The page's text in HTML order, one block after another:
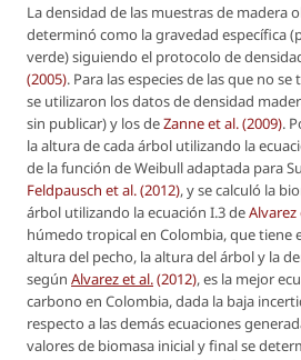
La densidad de las muestras de madera
determinó como la gravedad específica
verde) siguiendo el protocolo de
(2005). Para las especies de las que no
se utilizaron los datos de densidad
sin publicar) y los deZanneet al. (2009).
la altura de cada árbol utilizando la
de la función de Weibull adaptada para
Feldpausch et al. (2012), y se calculó la
árbol utilizando la ecuación I.3 deAlvarez
húmedo tropical en Colombia, que tiene
altura del pecho, la altura del árbol y la
según Alvarezet al.(2012), es la mejor
carbono en Colombia, dada la baja
respecto a las demás ecuaciones
valores de biomasa inicial y final se